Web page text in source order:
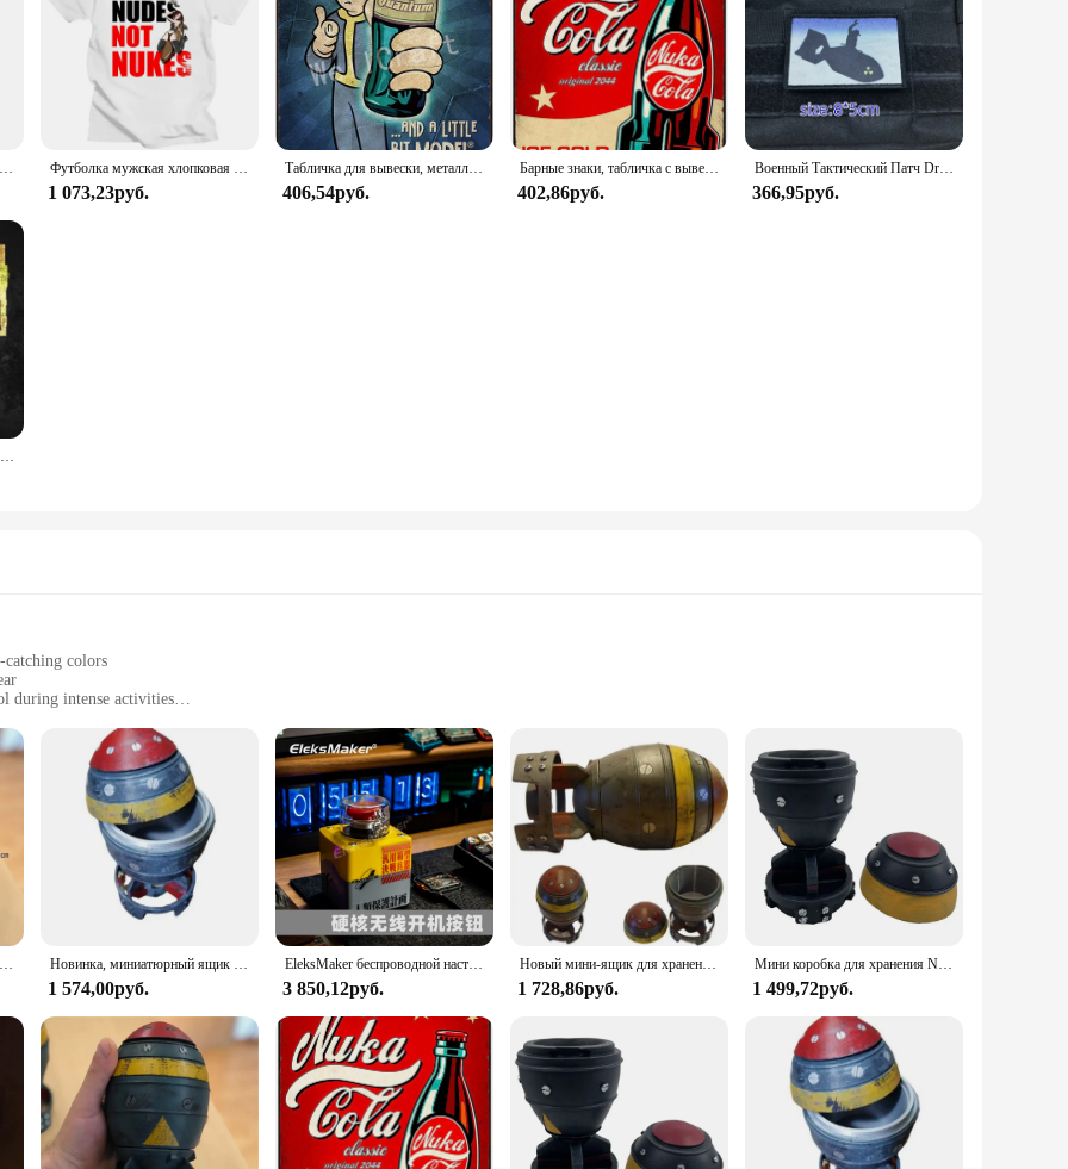
Мини коробка для хранения Nuke Bomb, ретро Статуэтка из смолы, настольные художественные поделки, Декор для дома, спальни, офиса, настольное украшение, отличный подарок Футболка мужская хлопковая с круглым вырезом и коротким рукавом
1 073,23руб.
Табличка для вывески, металлическая картина, 3 4 игры Nuke COLA, металлические вывески, настенный постер, декор для дома, комнаты, школы, картина по железу, 8x12 дюймов
406,54руб.
Барные знаки, табличка с вывесками, металлическая живопись, 3 4 игра Nuke COLA, металлические знаки, настенный плакат, декор для домашней комнаты, школы, железная живопись (pic2
402,86руб.
Военный Тактический Патч Dr Strangelove с принтом на липучке, эмблема военного тактического флага
366,95руб.
Плакат с картами Cs Go для шутера от первого лица, игра пыль 2, карта Nuke, черная Печать на холсте, картины на стену для игровой комнаты, Настенный декор
colors
during intense activities
athlete in mind. Crafted from a premium cotton blend, these shirts offer unparalleled comfort and durability. Whether you're
Футболки set ensures you stay stylish and comfortable. The sleek design features bold colors that are sure to make a statement, while
on hot days.
shirts included in the set allow for endless styling possibilities, making it a practical choice for those who value both fashion and
of scenarios, from sports events to casual outings. The wholesale availability and support from reliable vendors and suppliers make
sportswear to their customers.
but also to the environment. Made with sustainability in mind, these shirts are designed to last, reducing the need for frequent
option for anyone looking to upgrade their sportswear collection. With its adaptive design and performance-oriented properties, the
both style and sustainability.
Мини коробка для хранения Nuke Bomb, ретро Статуэтка из смолы, настольные художественные поделки, Декор для дома, спальни, офиса, настольное украшение, отличный подарок Новинка, миниатюрный ящик для хранения Nuke Bomb, ретро, Статуэтка из смолы, рабочее искусство, Декор для дома, спальни, офиса, настольное украшение, 1 шт.
1 574,00руб.
EleksMaker беспроводной настольный компьютер Запуск хоста Главная Кнопка выбора Сделай Сам Nuke внешний Anti-cat Stomp Переключатель EVA
3 850,12руб.
Новый мини-ящик для хранения Nuke Bomb, настольное украшение в стиле ретро для украшения дома
1 728,86руб.
Мини коробка для хранения Nuke Bomb, ретро Статуэтка из смолы, настольные художественные поделки, Декор для дома, спальни, офиса, настольное украшение, отличный подарок
1 499,72руб.